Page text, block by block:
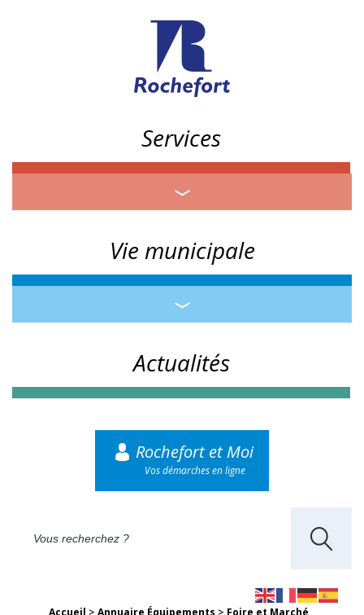
Services
Vie municipale
Actualités
Rochefort et Moi
Vos démarches en ligne
Accueil > Annuaire Équipements > Foire et Marché